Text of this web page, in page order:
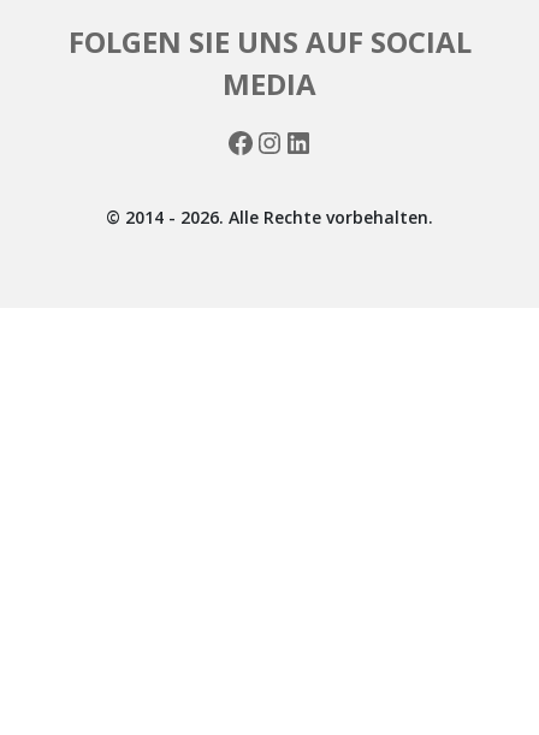
FOLGEN SIE UNS AUF SOCIAL
MEDIA
Facebook
Instagram
LinkedIn
© 2014 - 2026. Alle Rechte vorbehalten.